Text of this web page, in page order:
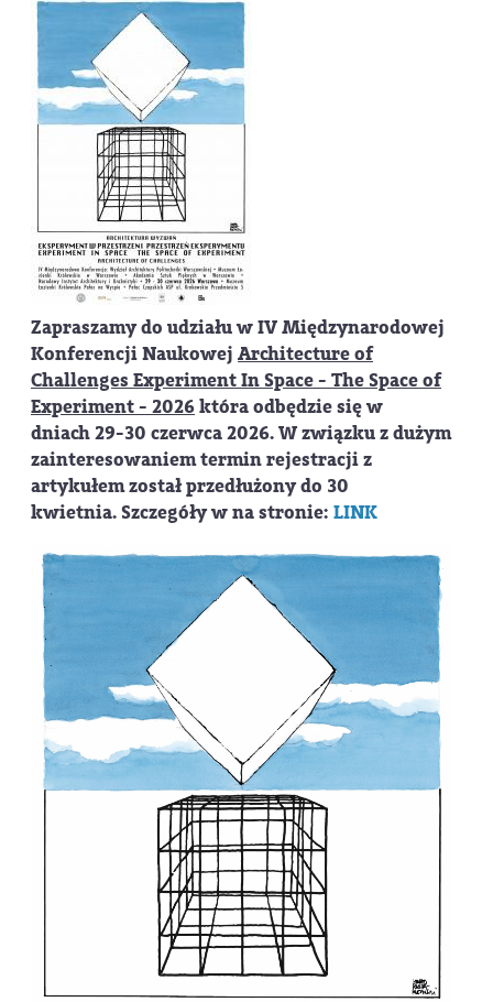
Zapraszamy do udziału w IV Międzynarodowej
Konferencji Naukowej Architecture of
Challenges Experiment In Space - The Space of
Experiment - 2026która odbędzie się w
dniach 29-30 czerwca 2026.W związku z dużym
zainteresowaniem termin rejestracji z
artykułem został przedłużony do 30
kwietnia.Szczegóły w na stronie: LINK